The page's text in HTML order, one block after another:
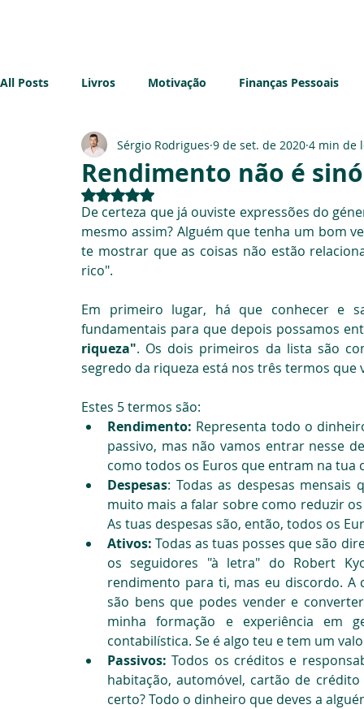
All Posts Livros Motivação Finanças Pessoais
Imobiliário Sustentabilidade Impostos
Rendimento não é
Sérgio Rodrigues 9 de set. de 2020 4 min de
Avaliado com NaN de 5 estrelas.
De certeza que já ouviste expressões do
mesmo assim? Alguém que tenha um bom
te mostrar que as coisas não estão
rico".
Em primeiro lugar, há que conhecer e
fundamentais para que depois possamos
riqueza". Os dois primeiros da lista são
segredo da riqueza está nos três termos que
Estes 5 termos são:
Rendimento: Representa todo o
passivo, mas não vamos entrar nesse
como todos os Euros que entram na tua
Despesas: Todas as despesas
muito mais a falar sobre como reduzir
As tuas despesas são, então, todos os
Ativos: Todas as tuas posses que são
os seguidores "à letra" do Robert
rendimento para ti, mas eu discordo.
são bens que podes vender e
minha formação e experiência em
contabilística. Se é algo teu e tem um
Passivos: Todos os créditos e
habitação, automóvel, cartão de
certo? Todo o dinheiro que deves a